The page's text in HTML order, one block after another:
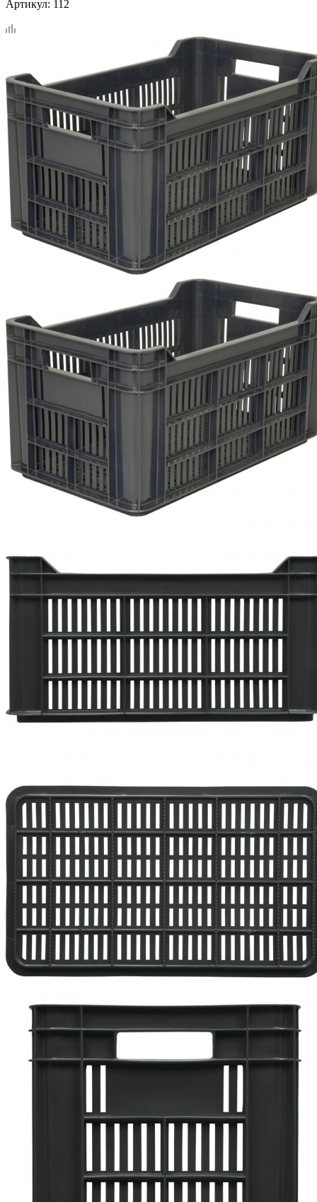
Артикул: 112